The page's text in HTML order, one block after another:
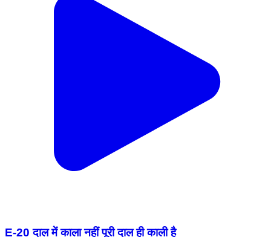
E-20 दाल में काला नहीं पूरी दाल ही काली है